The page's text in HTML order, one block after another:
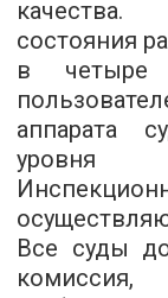
состояния
в четыре
аппарата
уровня
Все суды